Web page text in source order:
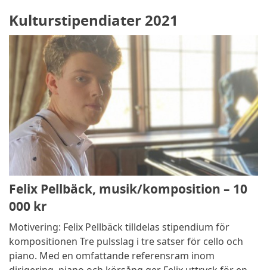
Kulturstipendiater 2021
Felix Pellbäck, musik/komposition – 10
000 kr
Motivering: Felix Pellbäck tilldelas stipendium för
kompositionen Tre pulsslag i tre satser för cello och
piano. Med en omfattande referensram inom